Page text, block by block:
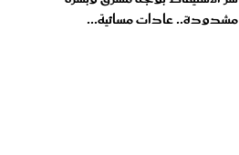
مشدودة.. عادات مسائية...